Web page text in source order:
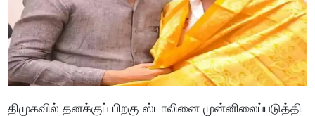
திமுகவில் தனக்குப் பிறகு ஸ்டாலினை முன்னிலைப்படுத்தி